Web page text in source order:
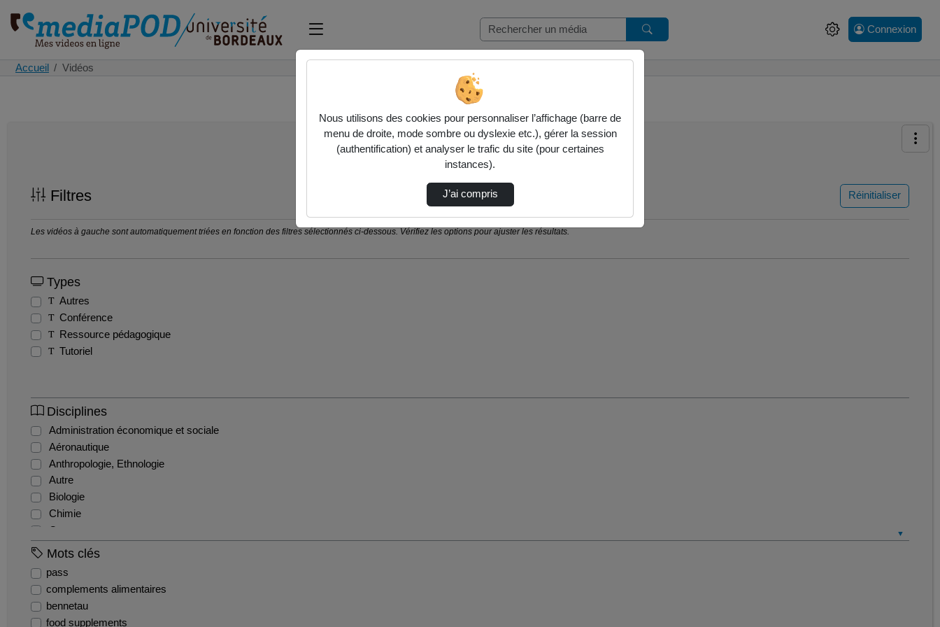
Connexion
Accueil Vidéos
Filtres Réinitialiser
Les vidéos à gauche sont automatiquement triées en fonction des filtres sélectionnés ci-dessous. Vérifiez les options pour ajuster les résultats.
Types
Autres
Conférence
Ressource pédagogique
Tutoriel
Disciplines
Administration économique et sociale
Aéronautique
Anthropologie, Ethnologie
Autre
Biologie
Chimie
Commerce
Comptabilité et gestion financière
Droit civil
Droit constitutionnel
Mots clés
pass
complements alimentaires
bennetau
food supplements
Nous utilisons des cookies pour personnaliser l’affichage (barre de
menu de droite, mode sombre ou dyslexie etc.), gérer la session
(authentification) et analyser le trafic du site (pour certaines
instances).
J’ai compris